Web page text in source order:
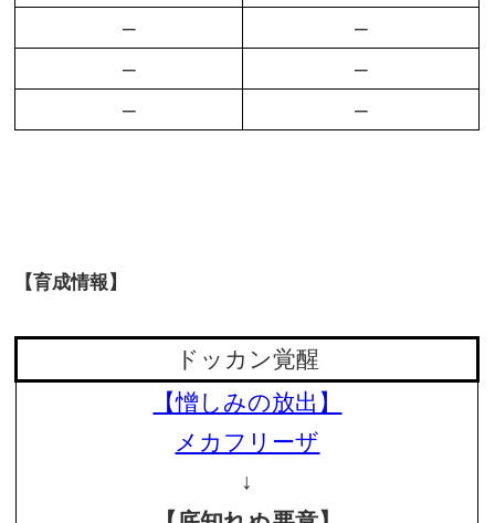
–
–
–
–
–
–
【育成情報】
ドッカン覚醒
【憎しみの放出】
メカフリーザ
↓